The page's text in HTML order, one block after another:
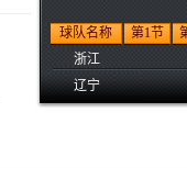
球队名称 第1节
浙江
辽宁